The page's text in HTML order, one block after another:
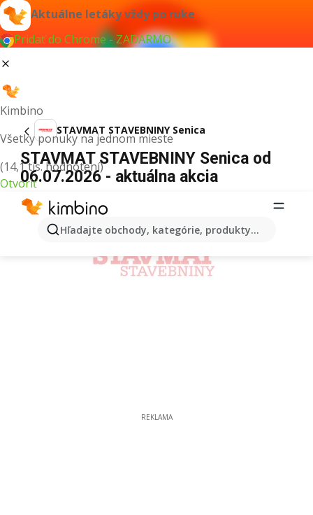
Aktuálne letáky vždy po ruke
Pridať do Chrome - ZADARMO
Kimbino
Všetky ponuky na jednom mieste
(14,1 tis. hodnotení)
Otvoriť
Hľadajte obchody, kategórie, produkty...
STAVMAT STAVEBNINY Senica
STAVMAT STAVEBNINY Senica od
06.07.2026 - aktuálna akcia
REKLAMA